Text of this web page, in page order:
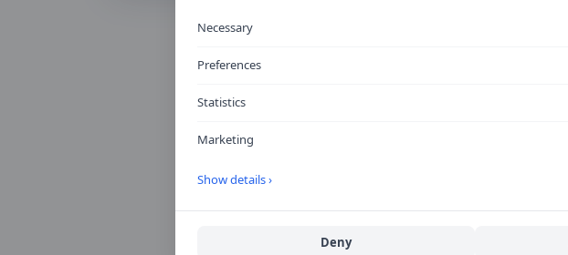
Necessary
Preferences
Statistics
Marketing
Show details ›
Deny